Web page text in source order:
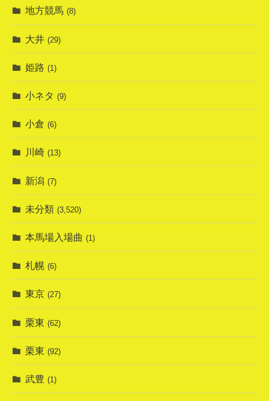
地方競馬 (8)
大井 (29)
姫路 (1)
小ネタ (9)
小倉 (6)
川崎 (13)
新潟 (7)
未分類 (3,520)
本馬場入場曲 (1)
札幌 (6)
東京 (27)
栗東 (62)
栗東 (92)
武豊 (1)